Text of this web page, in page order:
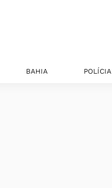
BAHIA POLÍCIA